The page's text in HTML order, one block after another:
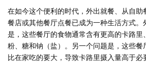
在如今这个便利的时代，外出就餐、从自
餐店或其他餐厅点餐已成为一种生活方式。
是，这些餐厅的食物通常含有更高的卡路里
粉、糖和钠（盐）。另一个问题是，这些餐
比在家吃的要大，导致卡路里摄入量高于必